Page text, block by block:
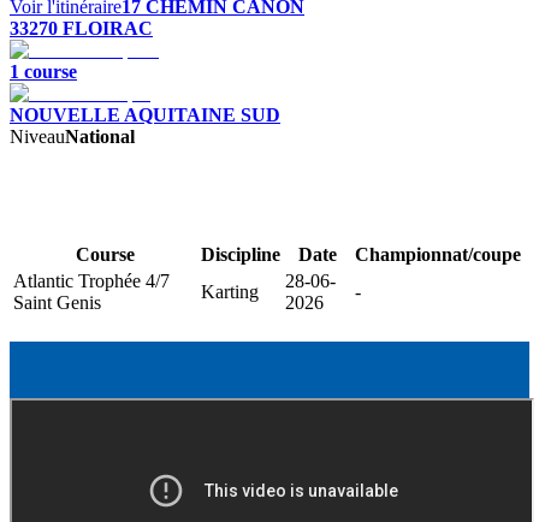
Voir l'itinéraire17 CHEMIN CANON
33270 FLOIRAC
1 course
NOUVELLE AQUITAINE SUD
NiveauNational
Course Discipline Date
Championnat/coupe
Atlantic Trophée 4/7
Saint Genis
Karting
28-06-
2026
-